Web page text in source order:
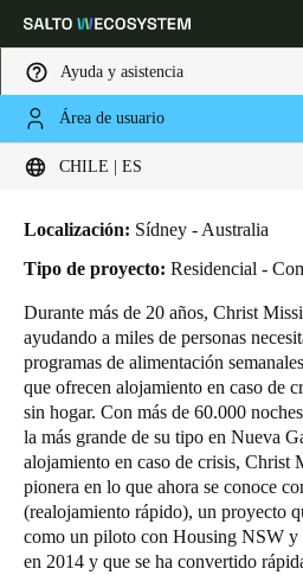
Ayuda y asistencia
Área de usuario
CHILE | ES
Elija su ubicación y configuración
Global
Español
Mexico
Español
Colombia
Español
Chile
HOME INDUSTRIAS
CHRIST MISSION POSSIBLE
Christ Mission
Localización: Sídney - Australia
Tipo de proyecto: Residencial -
Durante más de 20 años, Christ
ayudando a miles de personas
programas de alimentación
que ofrecen alojamiento en caso de
sin hogar. Con más de 60.000
la más grande de su tipo en Nueva
alojamiento en caso de crisis, Christ
pionera en lo que ahora se conoce
(realojamiento rápido), un proyecto
como un piloto con Housing NSW y
en 2014 y que se ha convertido